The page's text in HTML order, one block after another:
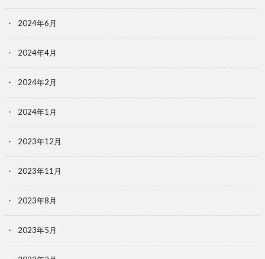
2024年6月
2024年4月
2024年2月
2024年1月
2023年12月
2023年11月
2023年8月
2023年5月